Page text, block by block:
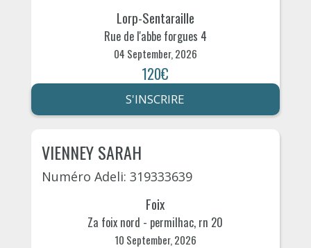
Lorp-Sentaraille
Rue de l'abbe forgues 4
04 September, 2026
120€
S'INSCRIRE
VIENNEY SARAH
Numéro Adeli: 319333639
Foix
Za foix nord - permilhac, rn 20
10 September, 2026